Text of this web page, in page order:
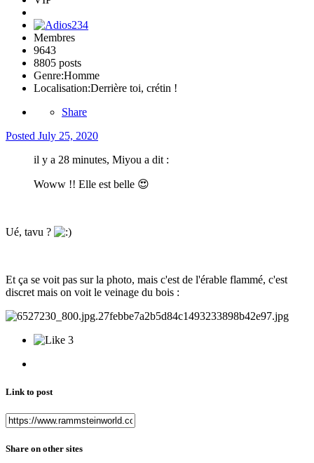
Membres
9643
8805 posts
Genre:Homme
Localisation:Derrière toi, crétin !
Share
Posted July 25, 2020
il y a 28 minutes, Miyou a dit :
Woww !! Elle est belle 😍
Ué, tavu ?
Et ça se voit pas sur la photo, mais c'est de l'érable flammé, c'est
discret mais on voit le veinage du bois :
3
Link to post
Share on other sites